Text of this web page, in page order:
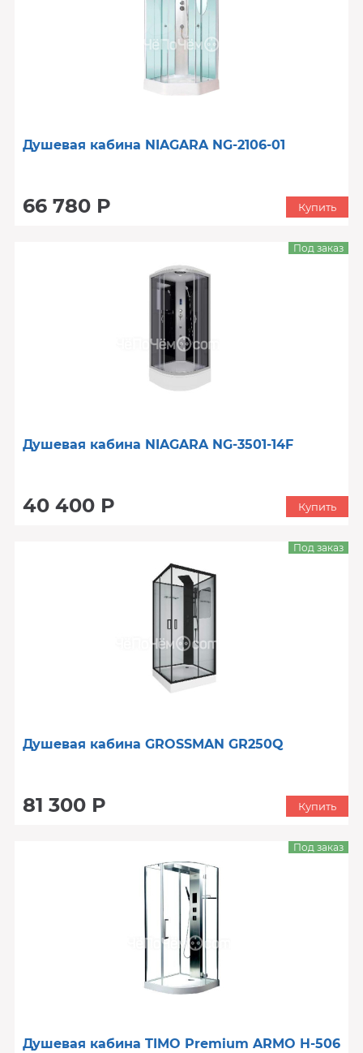
Душевая кабина NIAGARA NG-2106-01
66 780 Р Купить
Душевая кабина NIAGARA NG-3501-14F
40 400 Р
Под заказ
Купить
Душевая кабина GROSSMAN GR250Q
81 300 Р
Под заказ
Купить
Душевая кабина TIMO Premium ARMO H-506
Под заказ